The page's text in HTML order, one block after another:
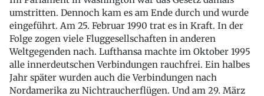
umstritten. Dennoch kam es am Ende durch und wurde
eingeführt. Am 25. Februar 1990 trat es in Kraft. In der
Folge zogen viele Fluggesellschaften in anderen
Weltgegenden nach. Lufthansa machte im Oktober 1995
alle innerdeutschen Verbindungen rauchfrei. Ein halbes
Jahr später wurden auch die Verbindungen nach
Nordamerika zu Nichtraucherflügen. Und am 29. März